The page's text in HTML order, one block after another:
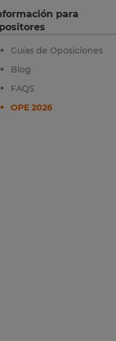
para
Guías de Oposiciones
Blog
FAQS
OPE 2026